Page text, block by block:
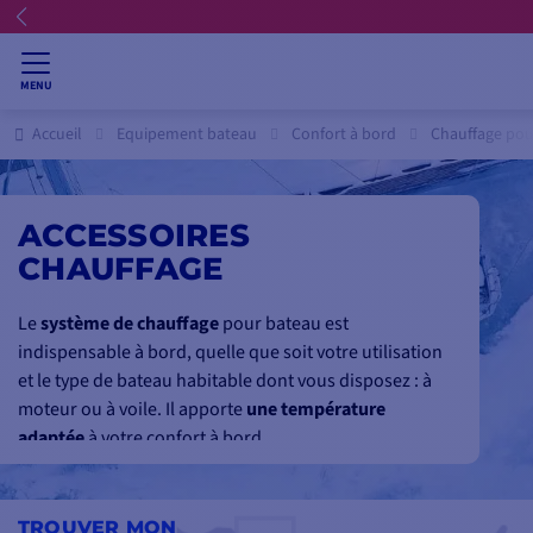
MENU
Accueil Equipement bateau Confort à bord Chauffage
ACCESSOIRES
CHAUFFAGE
Lesystème de chauffagepour bateau est
indispensable à bord, quelle que soit votre utilisation
et le type de bateau habitable dont vous disposez : à
moteur ou à voile. Il apporteune température
adaptéeà votre confort à bord.
Un système complet de chauffage, qu’il soit
à air
pulsé, à eau, à gaz ou aérotherme
TROUVER MON